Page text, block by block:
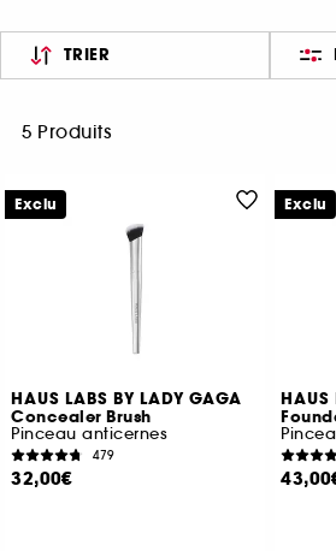
TRIER
5 Produits
HAUS LABS BY LADY GAGA
Concealer Brush
Pinceau anticernes
479
32,00€
Exclu
HAUS
Exclu